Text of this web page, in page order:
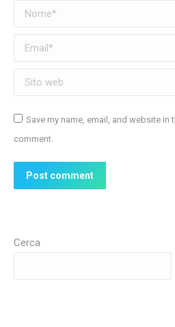
Nome *
Email *
Sito web
Save my name, email, and website in
comment.
Post comment
Cerca